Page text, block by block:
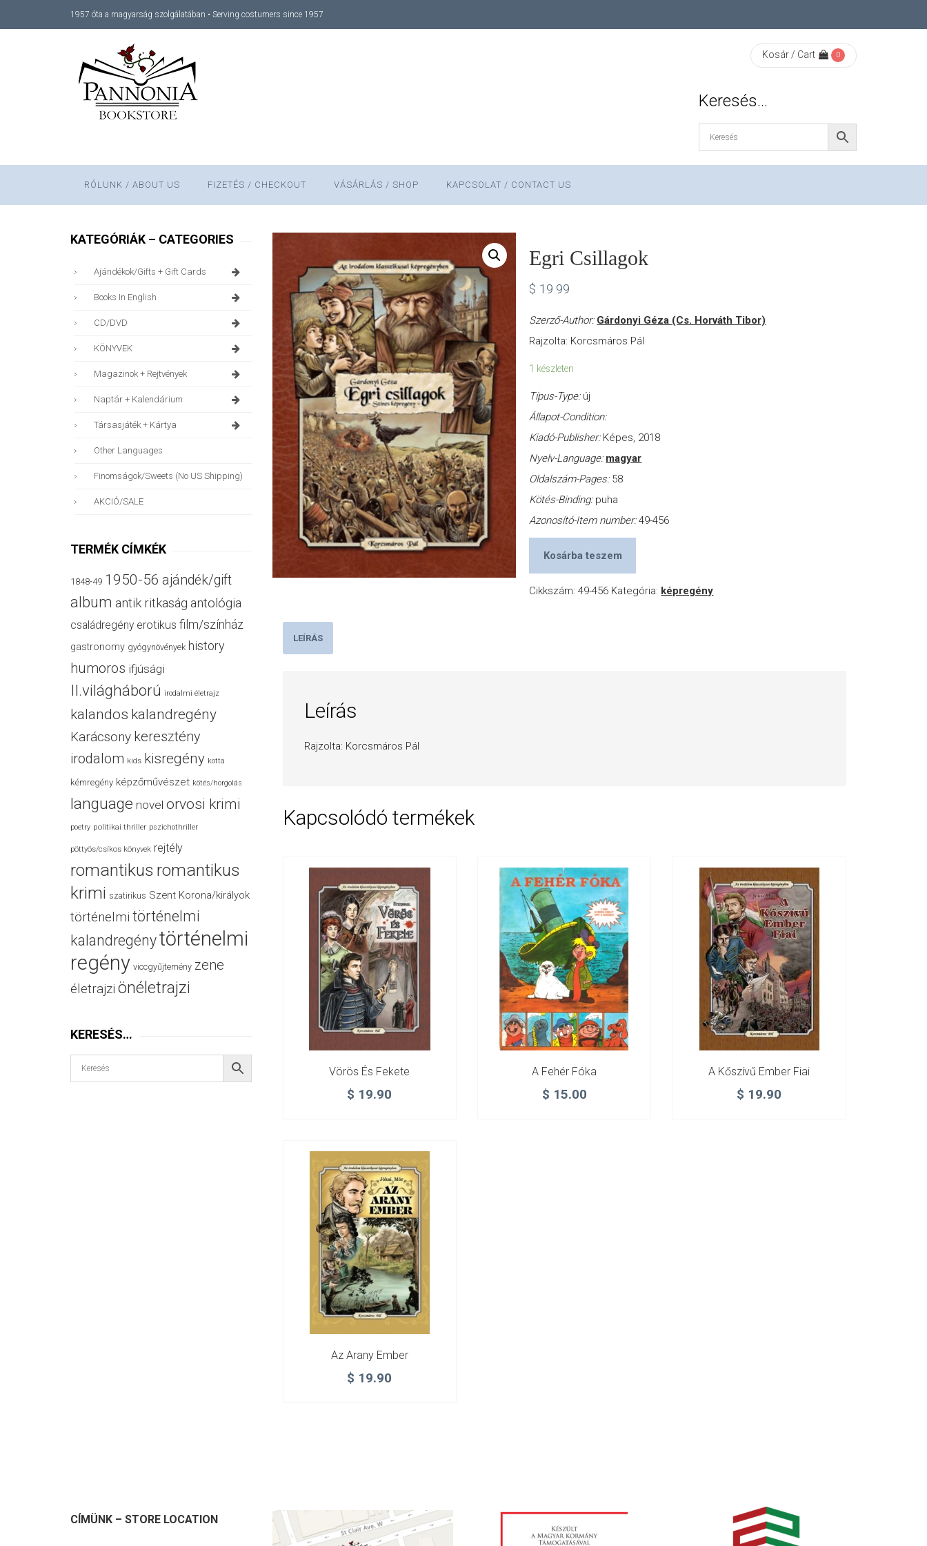
1957 óta a magyarság szolgálatában • Serving costumers since 1957
Kosár / Cart 0
Keresés…
RÓLUNK / ABOUT US FIZETÉS / CHECKOUT VÁSÁRLÁS / SHOP KAPCSOLAT / CONTACT US
Egri Csillagok
$ 19.99
Szerző-Author: Gárdonyi Géza (Cs. Horváth Tibor)
Rajzolta: Korcsmáros Pál
1 készleten
Típus-Type: új
Állapot-Condition:
Kiadó-Publisher: Képes, 2018
Nyelv-Language: magyar
Oldalszám-Pages: 58
Kötés-Binding: puha
Azonosító-Item number:49-456
Kosárba teszem
Cikkszám:49-456 Kategória: képregény
LEÍRÁS
Leírás
Rajzolta: Korcsmáros Pál
Kapcsolódó termékek
Vörös És Fekete
$ 19.90
A Fehér Fóka
$ 15.00
A Kőszívű Ember Fiai
$ 19.90
Az Arany Ember
$ 19.90
KATEGÓRIÁK – CATEGORIES
Ajándékok/gifts + Gift Cards
Books In English
CD/DVD
KÖNYVEK
Magazinok + Rejtvények
Naptár + Kalendárium
Társasjáték + Kártya
Other Languages
Finomságok/sweets (no US Shipping)
AKCIÓ/SALE
TERMÉK CÍMKÉK
1848-49 1950-56 ajándék/gift
album antik ritkaság antológia
családregény erotikus film/színház
gastronomy gyógynövények history
humoros ifjúsági
II.világháború irodalmi életrajz
kalandos kalandregény
Karácsony keresztény
irodalom kids kisregény kotta
kémregény képzőművészet kötés/horgolás
language novel orvosi krimi
poetry politikai thriller pszichothriller
pöttyös/csíkos könyvek rejtély
romantikus romantikus
krimi szatirikus Szent Korona/királyok
történelmi történelmi
kalandregénytörténelmi
regény viccgyűjtemény zene
életrajzi önéletrajzi
KERESÉS…
CÍMÜNK – STORE LOCATION